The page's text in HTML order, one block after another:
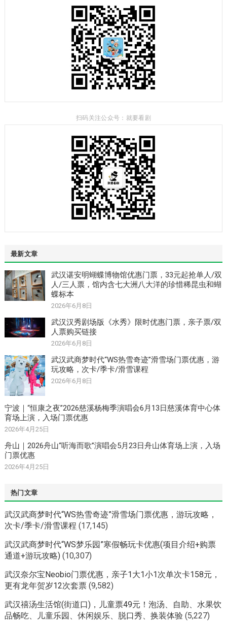
扫码关注公众号：就要看剧
最新文章
武汉谌安明蝴蝶博物馆优惠门票，33元起抢单人/双
人/三人票，馆内含七大洲八大洋的珍惜稀昆虫和蝴
蝶标本
2026年6月8日
武汉汉秀剧场版《水秀》限时优惠门票，亲子票/双
人票购买链接
2026年6月8日
武汉武商梦时代“WS热雪奇迹”滑雪场门票优惠，游
玩攻略，次卡/季卡/滑雪课程
2026年6月8日
宁波｜“恒康之夜”2026慈溪杨梅季演唱会6月13日慈溪体育中心体
育场上演，入场门票优惠
2026年4月25日
舟山｜2026舟山“听海而歌”演唱会5月23日舟山体育场上演，入场
门票优惠
2026年4月25日
热门文章
武汉武商梦时代“WS热雪奇迹”滑雪场门票优惠，游玩攻略，
次卡/季卡/滑雪课程 (17,145)
武汉武商梦时代“WS梦乐园”寒假畅玩卡优惠(项目介绍+购票
通道+游玩攻略) (10,307)
武汉奈尔宝Neobio门票优惠，亲子1大1小1次单次卡158元，
更有龙年贺岁12次套票 (9,582)
武汉禧汤生活馆(街道口)，儿童票49元！泡汤、自助、水果饮
品畅吃、儿童乐园、休闲娱乐、脱口秀、换装体验 (5,227)